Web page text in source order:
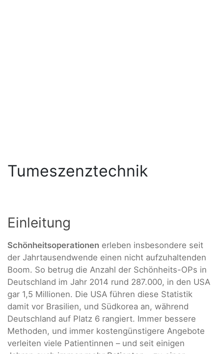
Tumeszenztechnik
Einleitung
Schönheitsoperationen erleben insbesondere seit
der Jahrtausendwende einen nicht aufzuhaltenden
Boom. So betrug die Anzahl der Schönheits-OPs in
Deutschland im Jahr 2014 rund 287.000, in den USA
gar 1,5 Millionen. Die USA führen diese Statistik
damit vor Brasilien, und Südkorea an, während
Deutschland auf Platz 6 rangiert. Immer bessere
Methoden, und immer kostengünstigere Angebote
verleiten viele Patientinnen – und seit einigen